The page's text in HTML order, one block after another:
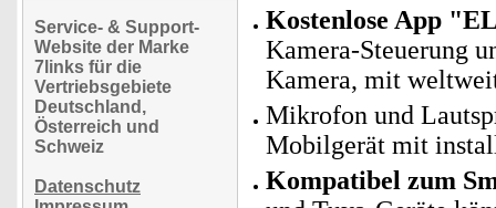
Service- & Support-
Website der Marke
7links für die
Vertriebsgebiete
Deutschland,
Österreich und
Schweiz
Datenschutz
Kostenlose App
Kamera-Steuerung
Kamera, mit
Mikrofon und
Mobilgerät mit
Kompatibel zum